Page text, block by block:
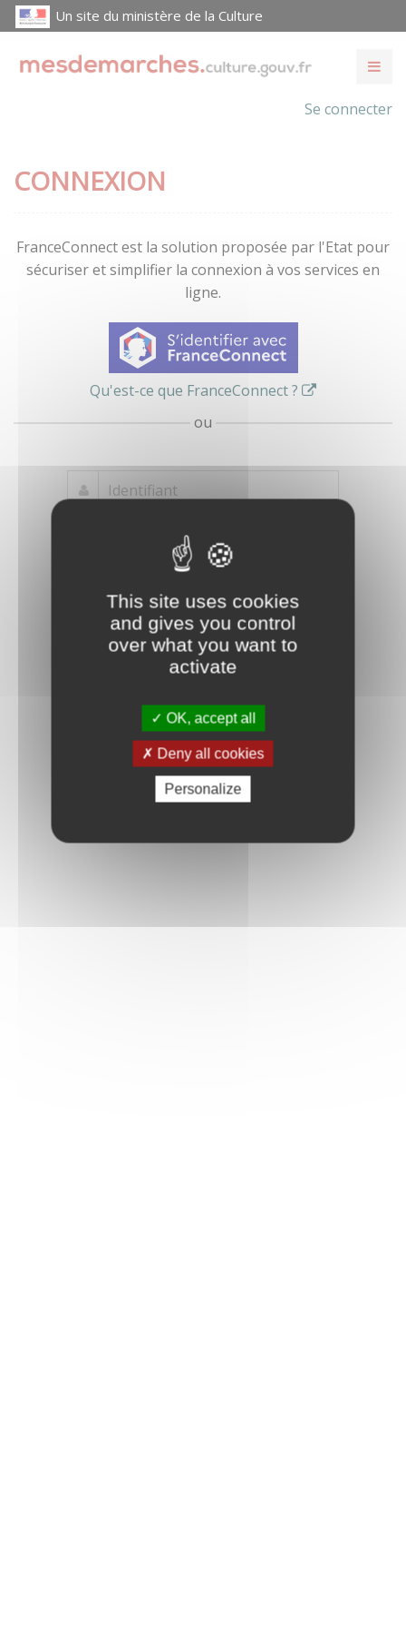
This site uses cookies
and gives you control
over what you want to
activate
OK, accept all
Deny all cookies
Personalize
Un site du ministère de la Culture
Se connecter
CONNEXION
FranceConnect est la solution proposée par l'Etat pour
sécuriser et simplifier la connexion à vos services en
ligne.
Qu'est-ce que FranceConnect ?
ou
oublié ?
compte
Connexion